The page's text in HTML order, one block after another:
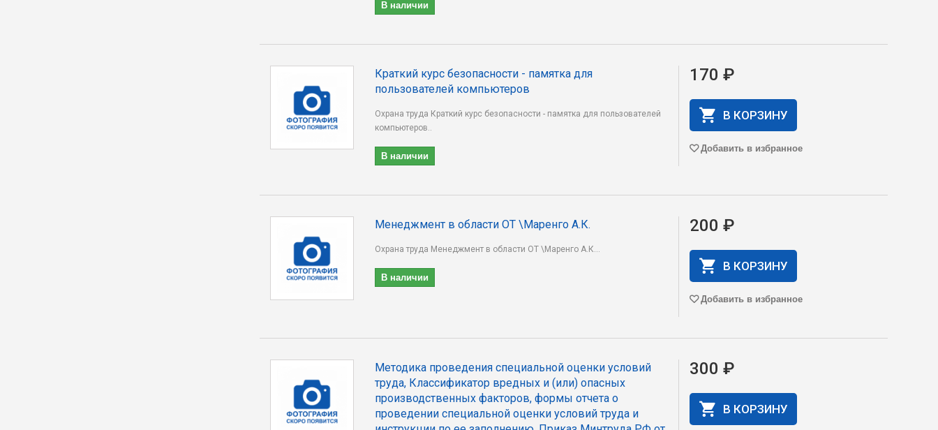
В наличии
Краткий курс безопасности - памятка для
пользователей компьютеров
Охрана труда Краткий курс безопасности - памятка для пользователей
компьютеров..
В наличии
170 ₽
В КОРЗИНУ
Добавить в избранное
Менеджмент в области ОТ \Маренго А.К.
Охрана труда Менеджмент в области ОТ \Маренго А.К...
В наличии
200 ₽
В КОРЗИНУ
Добавить в избранное
Методика проведения специальной оценки условий
труда, Классификатор вредных и (или) опасных
производственных факторов, формы отчета о
проведении специальной оценки условий труда и
300 ₽
В КОРЗИНУ